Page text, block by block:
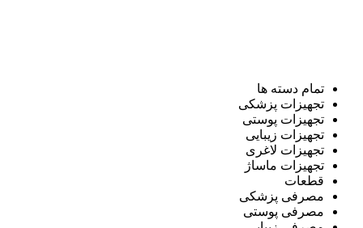
تمام دسته ها
تجهیزات پزشکی
تجهیزات پوستی
تجهیزات زیبایی
تجهیزات لاغری
تجهیزات ماساژ
قطعات
مصرفی پزشکی
مصرفی پوستی